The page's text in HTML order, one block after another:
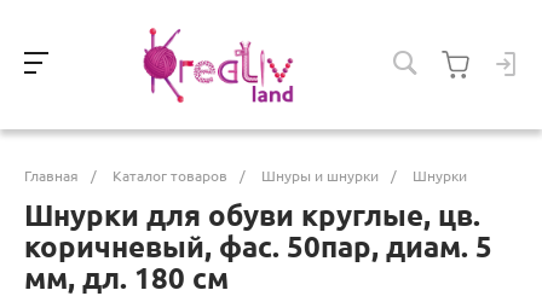
Главная / Каталог товаров / Шнуры и шнурки / Шнурки
Шнурки для обуви круглые, цв.
коричневый, фас. 50пар, диам. 5
мм, дл. 180 см